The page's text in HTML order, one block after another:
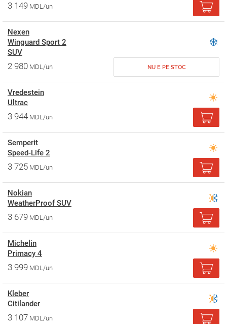
3 149 MDL/un
Nexen
Winguard Sport 2
SUV
2 980 MDL/un NU E PE STOC
Vredestein
Ultrac
3 944 MDL/un
Semperit
Speed-Life 2
3 725 MDL/un
Nokian
WeatherProof SUV
3 679 MDL/un
Michelin
Primacy 4
3 999 MDL/un
Kleber
Citilander
3 107 MDL/un